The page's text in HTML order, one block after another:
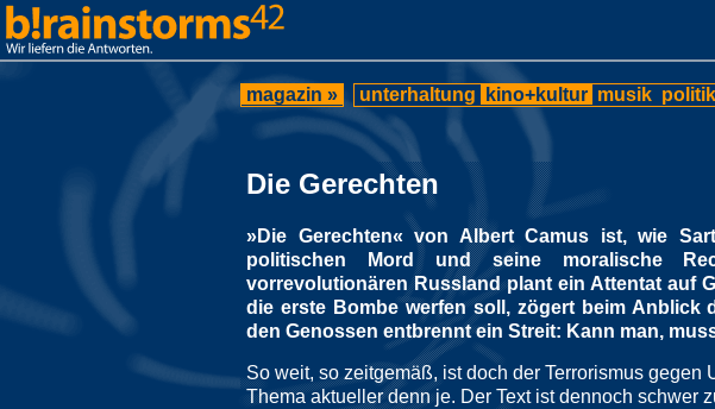
magazin » unterhaltung kino+kultur musik politik
Die Gerechten
»Die Gerechten« von Albert Camus ist, wie
politischen Mord und seine moralische
vorrevolutionären Russland plant ein Attentat auf
die erste Bombe werfen soll, zögert beim Anblick
den Genossen entbrennt ein Streit: Kann man,
So weit, so zeitgemäß, ist doch der Terrorismus
Thema aktueller denn je. Der Text ist dennoch schwer